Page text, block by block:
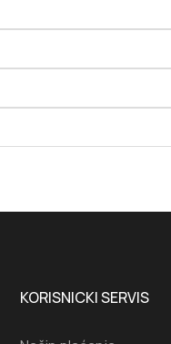
KORISNICKI SERVIS